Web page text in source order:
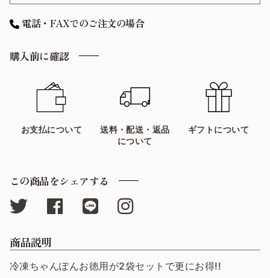
電話・FAXでのご注文の場合
購入前に確認
お支払について
送料・配送・返品
について
ギフトについて
この商品をシェアする
商品説明
冷凍ちゃんぽんお徳用が2袋セットで更にお得!!